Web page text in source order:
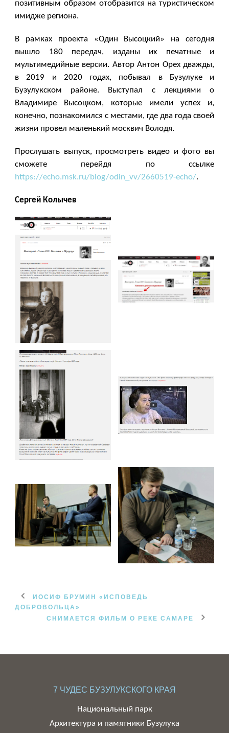
позитивным образом отобразится на туристическом
имидже региона.
В рамках проекта «Один Высоцкий» на сегодня
вышло 180 передач, изданы их печатные и
мультимедийные версии. Автор Антон Орех дважды,
в 2019 и 2020 годах, побывал в Бузулуке и
Бузулукском районе. Выступал с лекциями о
Владимире Высоцком, которые имели успех и,
конечно, познакомился с местами, где два года своей
жизни провел маленький москвич Володя.
Прослушать выпуск, просмотреть видео и фото вы
сможете перейдя по ссылке
https://echo.msk.ru/blog/odin_vv/2660519-echo/.
Сергей Колычев
ИОСИФ БРУМИН «ИСПОВЕДЬ
ДОБРОВОЛЬЦА»
СНИМАЕТСЯ ФИЛЬМ О РЕКЕ САМАРЕ
7 ЧУДЕС БУЗУЛУКСКОГО КРАЯ
Национальный парк
Архитектура и памятники Бузулука